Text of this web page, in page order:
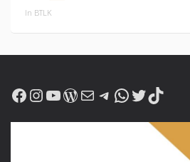
In BTLK
Facebook
Instagram
YouTube
WordPress
MailTelegram
WhatsApp
Twitter
TikTok